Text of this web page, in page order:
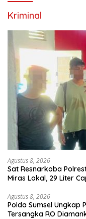
Kriminal
Agustus 8, 2026
Sat Resnarkoba
Miras Lokal, 29 Liter
Agustus 8, 2026
Polda Sumsel Ungkap
Tersangka RO